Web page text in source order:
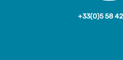
+33(0)5 58